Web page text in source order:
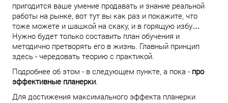
пригодится ваше умение продавать и знание реальной
работы на рынке, вот тут вы как раз и покажите, что
тоже можете и шашкой на скаку, и в горящую избу…
Нужно будет только составить план обучения и
методично претворять его в жизнь. Главный принцип
здесь - чередовать теорию с практикой.
Подробнее об этом - в следующем пункте, а пока - про
эффективные планерки.
Для достижения максимального эффекта планерки